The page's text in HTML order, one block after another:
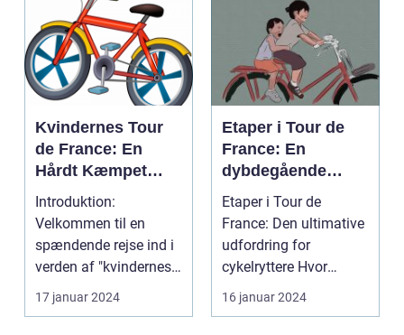
Kvindernes Tour
de France: En
Hårdt Kæmpet
Kamp for
Ligestilling på
Cykelscenen
Introduktion:
Velkommen til en
spændende rejse ind i
verden af "kvindernes
Tour de France". Dette
er...
17 januar 2024
Etaper i Tour de
France: En
dybdegående
analyse af
historien og
betydningen af
etaper i det mest
prestigefyldte
cykelløb
Etaper i Tour de
France: Den ultimative
udfordring for
cykelryttere Hvor
mange kilometer skal
man c...
16 januar 2024